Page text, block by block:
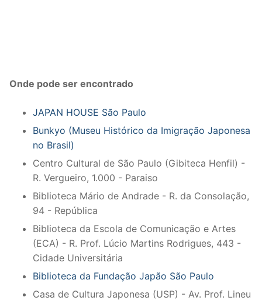
Onde pode ser encontrado
JAPAN HOUSE São Paulo
Bunkyo (Museu Histórico da Imigração Japonesa
no Brasil)
Centro Cultural de São Paulo (Gibiteca Henfil) -
R. Vergueiro, 1.000 - Paraiso
Biblioteca Mário de Andrade - R. da Consolação,
94 - República
Biblioteca da Escola de Comunicação e Artes
(ECA) - R. Prof. Lúcio Martins Rodrigues, 443 -
Cidade Universitária
Biblioteca da Fundação Japão São Paulo
Casa de Cultura Japonesa (USP) - Av. Prof. Lineu